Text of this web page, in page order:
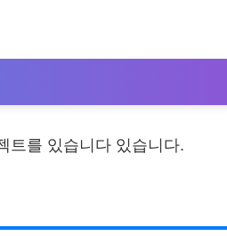
트를 있습니다 있습니다.